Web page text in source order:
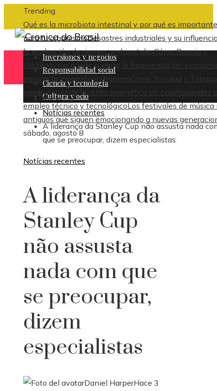
Trending
Qué es la microbiota intestinal y por qué es importante
para tu organismoDesastres industriales y su
la evaluación de riesgos ambientalesCómo Bosnia y
Herzegovina puede superar la fragmentación
mejorar la inversión extranjera
Cómo Trinidad y Tobago
puede convertir la renta energética en oportunidades
empleo técnico y tecnológicoLos festivales de música
antiguos que siguen emocionando a nuevas
sábado, agosto 8
Inversiones y negocios
Responsabilidad social
Ciencia y tecnología
Cultura y ocio
Inicio
Notícias recentes
A liderança da Stanley Cup não assusta nada
que se preocupar, dizem especialistas
Notícias recentes
A liderança da
Stanley Cup
não assusta
nada com que
se preocupar,
dizem
especialistas
Daniel HarperHace 3